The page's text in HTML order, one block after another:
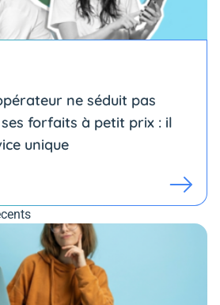
ne séduit pas
forfaits à petit prix : il
unique